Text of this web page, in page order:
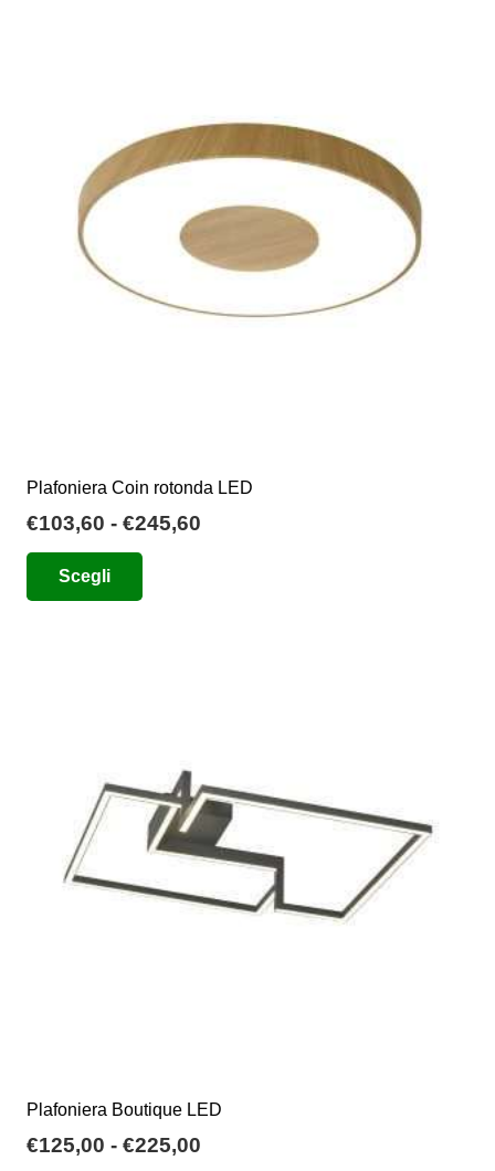
possono
essere
scelte
nella
pagina
del
Plafoniera Coin rotonda LED
€103,60 - €245,60
Scegli
possono
essere
scelte
nella
pagina
Plafoniera Boutique LED
€125,00 - €225,00